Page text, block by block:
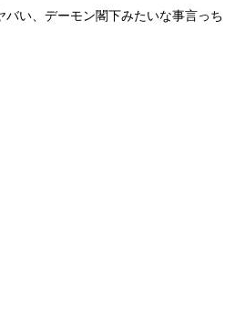
い、デーモン閣下みたいな事言っち